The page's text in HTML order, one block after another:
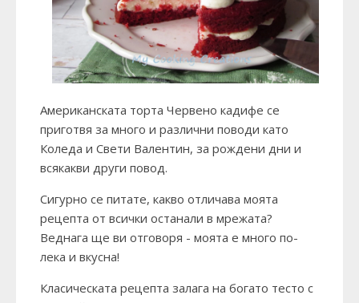
Американската торта Червено кадифе се
приготвя за много и различни поводи като
Коледа и Свети Валентин, за рождени дни и
всякакви други повод.
Сигурно се питате, какво отличава моята
рецепта от всички останали в мрежата?
Веднага ще ви отговоря - моята е много по-
лека и вкусна!
Класическата рецепта залага на богато тесто с